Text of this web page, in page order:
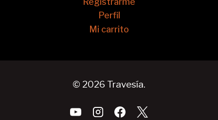
Perfil
Mi carrito
© 2026 Travesía.